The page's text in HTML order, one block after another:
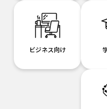
ビジネス向け